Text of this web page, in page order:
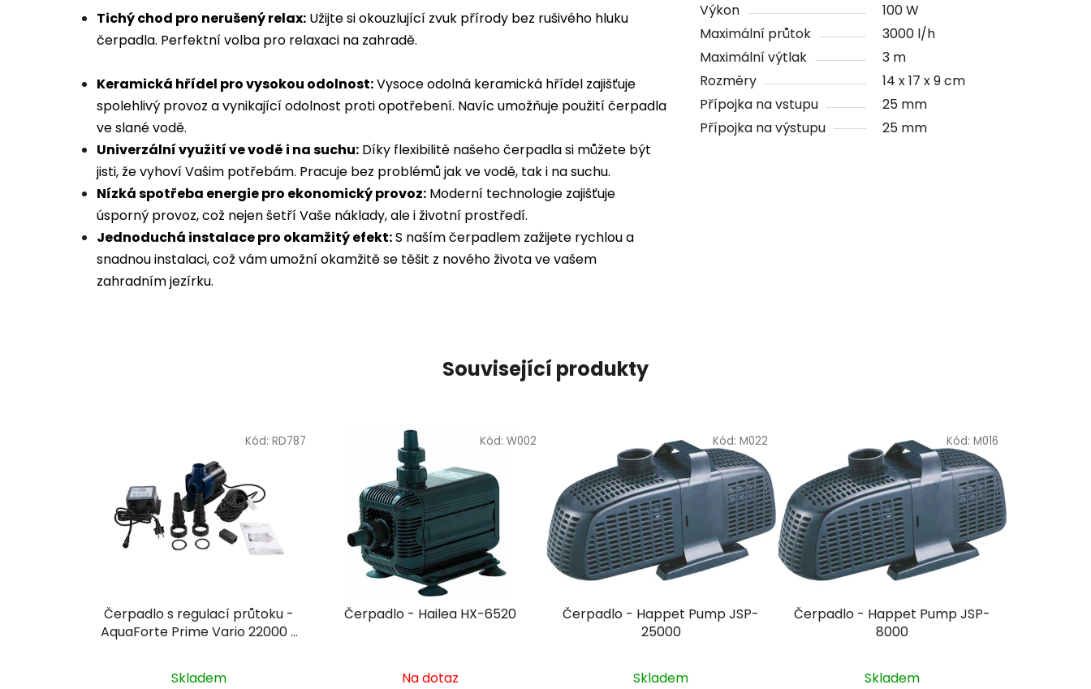
Tichý chod pro nerušený relax: Užijte si okouzlující zvuk přírody bez rušivého hluku
čerpadla. Perfektní volba pro relaxaci na zahradě.
Keramická hřídel pro vysokou odolnost:Vysoce odolná keramická hřídel zajišťuje
spolehlivý provoz a vynikající odolnost proti opotřebení. Navíc umožňuje použití čerpadla
ve slané vodě.
Univerzální využití ve vodě i na suchu: Díky flexibilitě našeho čerpadla si můžete být
jisti, že vyhoví Vašim potřebám. Pracuje bez problémů jak ve vodě, tak i na suchu.
Nízká spotřeba energie pro ekonomický provoz: Moderní technologie zajišťuje
úsporný provoz, což nejen šetří Vaše náklady, ale i životní prostředí.
Jednoduchá instalace pro okamžitý efekt:S naším čerpadlem zažijete rychlou a
snadnou instalaci, což vám umožní okamžitě se těšit z nového života ve vašem
zahradním jezírku.
Výkon
100 W
Maximální průtok
3000 l/h
Maximální výtlak
3 m
Rozměry
14 x 17 x 9 cm
Přípojka na vstupu
25 mm
Přípojka na výstupu
25 mm
Související produkty
Čerpadlo s regulací průtoku -
AquaForte Prime Vario 22000 s
Skladem
Kód: RD787
Čerpadlo - Hailea HX-6520
Na dotaz
Kód: W002
Čerpadlo - Happet Pump JSP-
25000
Skladem
Kód: M022
Čerpadlo - Happet Pump JSP-
8000
Skladem
Kód: M016